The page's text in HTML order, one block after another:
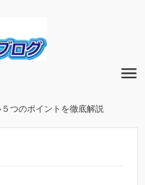
つのポイントを徹底解説